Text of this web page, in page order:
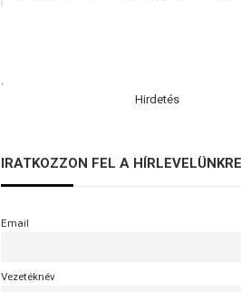
.
Hirdetés
IRATKOZZON FEL A
Email
Vezetéknév